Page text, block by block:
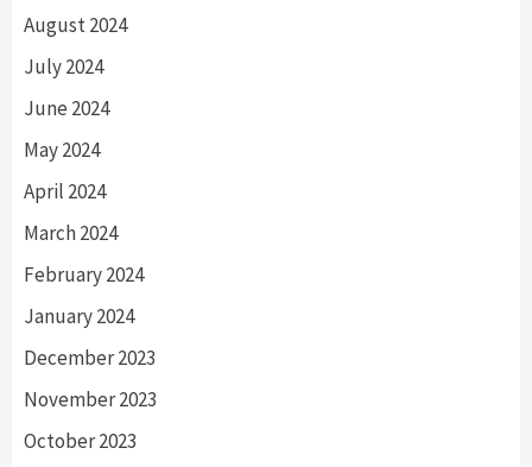
August 2024
July 2024
June 2024
May 2024
April 2024
March 2024
February 2024
January 2024
December 2023
November 2023
October 2023